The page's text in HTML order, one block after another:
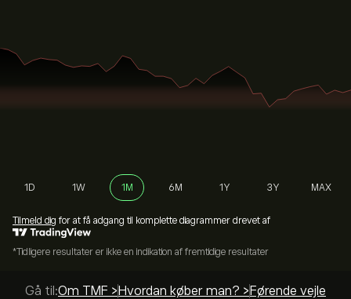
1D 1W 1M 6M 1Y 3Y MAX
Tilmeld dig for at få adgang til komplette diagrammer drevet af
*Tidligere resultater er ikke en indikation af fremtidige resultater
Gå til:Om TMF > Hvordan køber man? > Førende